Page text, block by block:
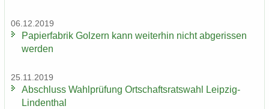
06.12.2019
Pa­pier­fa­brik Golz­ern kann wei­ter­hin nicht ab­ge­ris­sen
wer­den
25.11.2019
Ab­schluss Wahl­prü­fung Ort­schafts­rats­wahl Leipzig-​
Lindenthal